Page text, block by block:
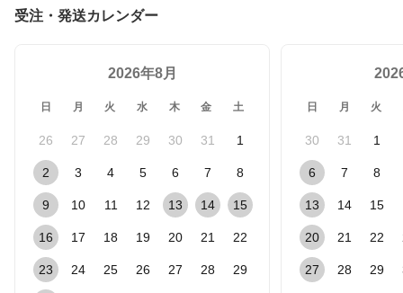
受注・発送カレンダー
2026年8月
日 月 火 水 木 金 土
26 27 28 29 30 31 1
2 3 4 5 6 7 8
9 10 11 12 13 14 15
16 17 18 19 20 21 22
23 24 25 26 27 28 29
日 月 火
30 31 1
6 7 8
13 14 15
20 21 22
27 28 29